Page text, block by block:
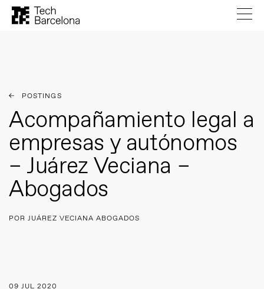
POSTINGS
Acompañamiento legal a
empresas y autónomos
– Juárez Veciana –
Abogados
POR JUÁREZ VECIANA ABOGADOS
09 JUL 2020